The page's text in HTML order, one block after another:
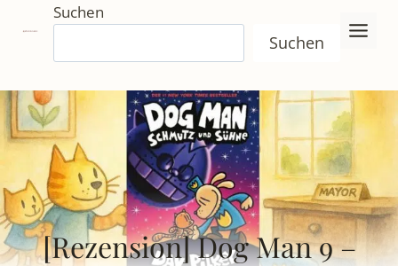
Inhalt
springen
Suchen
Suchen
[Rezension] Dog Man 9 –